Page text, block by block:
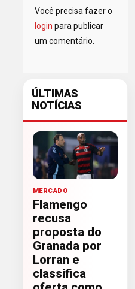
Você precisa fazer o
login para publicar
um comentário.
ÚLTIMAS
NOTÍCIAS
MERCADO
Flamengo
recusa
proposta do
Granada por
Lorran e
classifica